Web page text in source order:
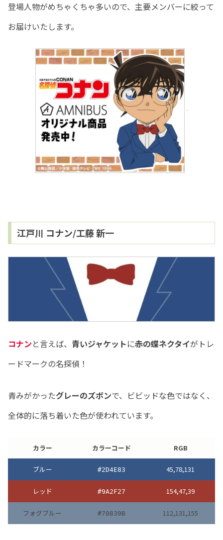
登場人物がめちゃくちゃ多いので、主要メンバーに絞って
お届けいたします。
江戸川 コナン/工藤 新一
コナンと言えば、 青いジャケットに赤の蝶ネクタイがトレ
ードマークの名探偵！
青みがかったグレーのズボンで、ビビッドな色ではなく、
全体的に落ち着いた色が使われています。
カラー カラーコード RGB
ブルー #2D4E83 45,78,131
レッド #9A2F27 154,47,39
フォグブルー #70839B 112,131,155